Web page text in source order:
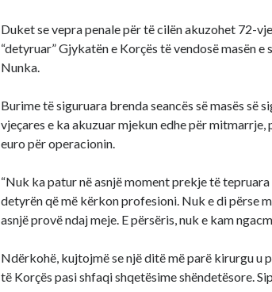
Duket se vepra penale për të cilën akuzohet 72-
“detyruar” Gjykatën e Korçës të vendosë masën e
Nunka.
Burime të siguruara brenda seancës së masës së
vjeçares e ka akuzuar mjekun edhe për
euro për operacionin.
“Nuk ka patur në asnjë moment prekje të
detyrën që më kërkon profesioni. Nuk e di përse
asnjë provë ndaj meje. E përsëris, nuk e kam
Ndërkohë, kujtojmë se një ditë më parë kirurgu u
të Korçës pasi shfaqi shqetësime shëndetësore.